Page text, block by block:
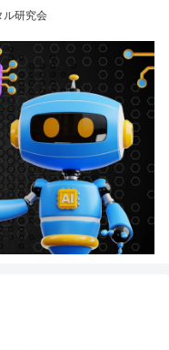
ル研究会